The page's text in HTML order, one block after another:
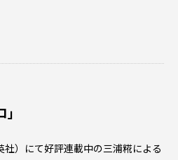
社）にて好評連載中の三浦糀による